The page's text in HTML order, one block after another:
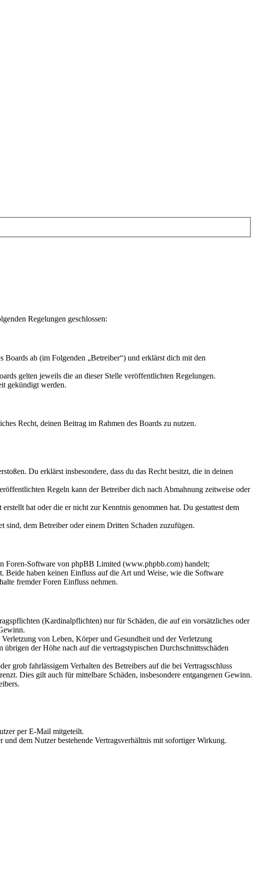
Regelungen geschlossen:
ab (im Folgenden „Betreiber“) und erklärst dich mit den
gelten jeweils die an dieser Stelle veröffentlichten Regelungen.
gekündigt werden.
Recht, deinen Beitrag im Rahmen des Boards zu nutzen.
Du erklärst insbesondere, dass du das Recht besitzt, die in deinen
Regeln kann der Betreiber dich nach Abmahnung zeitweise oder
hat oder die er nicht zur Kenntnis genommen hat. Du gestattest dem
sind, dem Betreiber oder einem Dritten Schaden zuzufügen.
Foren-Software von phpBB Limited (www.phpbb.com) handelt;
Beide haben keinen Einfluss auf die Art und Weise, wie die Software
fremder Foren Einfluss nehmen.
(Kardinalpflichten) nur für Schäden, die auf ein vorsätzliches oder
von Leben, Körper und Gesundheit und der Verletzung
der Höhe nach auf die vertragstypischen Durchschnittsschäden
grob fahrlässigem Verhalten des Betreibers auf die bei Vertragsschluss
Dies gilt auch für mittelbare Schäden, insbesondere entgangenen Gewinn.
per E-Mail mitgeteilt.
dem Nutzer bestehende Vertragsverhältnis mit sofortiger Wirkung.